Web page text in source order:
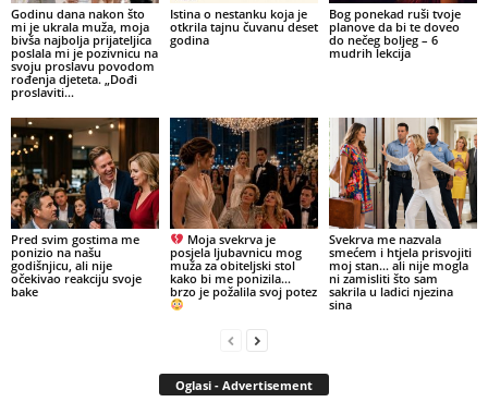
Godinu dana nakon što
mi je ukrala muža, moja
bivša najbolja prijateljica
poslala mi je pozivnicu na
svoju proslavu povodom
rođenja djeteta. „Dođi
proslaviti...
Istina o nestanku koja je
otkrila tajnu čuvanu deset
godina
Bog ponekad ruši tvoje
planove da bi te doveo
do nečeg boljeg – 6
mudrih lekcija
Pred svim gostima me
ponizio na našu
godišnjicu, ali nije
očekivao reakciju svoje
bake
Moja svekrva je
posjela ljubavnicu mog
muža za obiteljski stol
kako bi me ponizila…
brzo je požalila svoj potez
Svekrva me nazvala
smećem i htjela prisvojiti
moj stan… ali nije mogla
ni zamisliti što sam
sakrila u ladici njezina
sina
Oglasi - Advertisement